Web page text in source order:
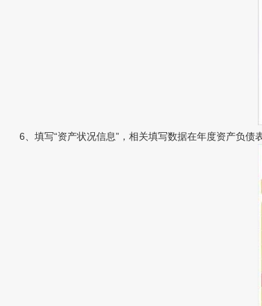
6、填写“资产状况信息”，相关填写数据在年度资产负债